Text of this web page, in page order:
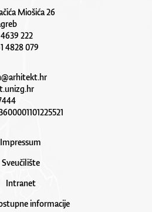
Miošića 26
222
4828 079
Impressum
Sveučilište
Intranet
informacije